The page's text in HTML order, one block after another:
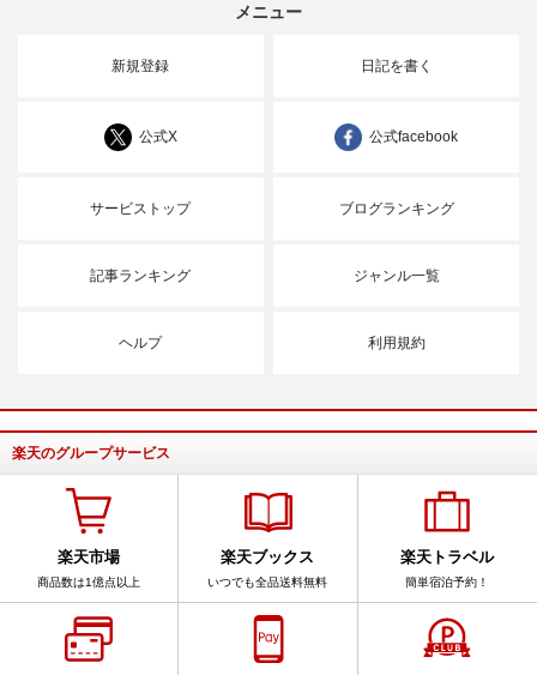
メニュー
新規登録 日記を書く
公式X 公式facebook
サービストップ ブログランキング
記事ランキング ジャンル一覧
ヘルプ 利用規約
楽天のグループサービス
楽天市場
商品数は1億点以上
楽天ブックス
いつでも全品送料無料
楽天トラベル
簡単宿泊予約！